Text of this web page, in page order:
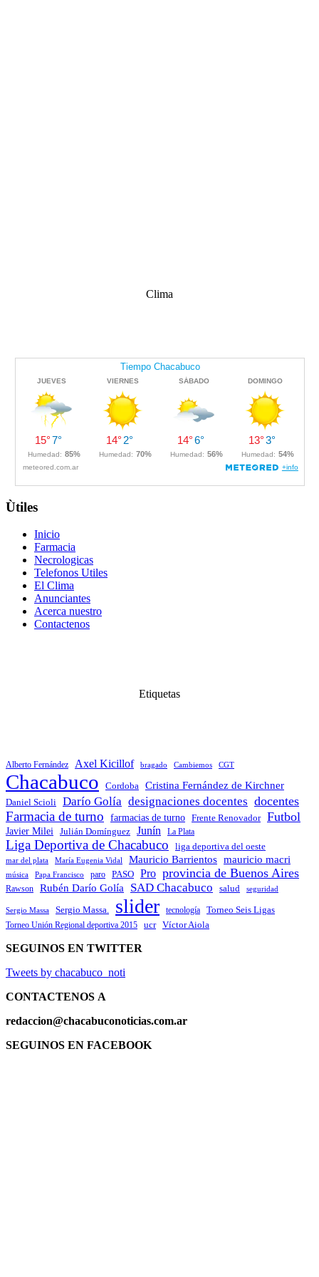
Clima
Ùtiles
Inicio
Farmacia
Necrologicas
Telefonos Utiles
El Clima
Anunciantes
Acerca nuestro
Contactenos
Etiquetas
Alberto Fernández Axel Kicillof bragado Cambiemos CGT
Chacabuco Cordoba Cristina Fernández de Kirchner
Daniel Scioli Darío Golía designaciones docentes docentes
Farmacia de turno farmacias de turno Frente Renovador Futbol
Javier Milei Julián Domínguez Junín La Plata
Liga Deportiva de Chacabuco liga deportiva del oeste
mar del plata María Eugenia Vidal Mauricio Barrientos mauricio macri
música Papa Francisco paro PASO Pro provincia de Buenos Aires
Rawson Rubén Darío Golía SAD Chacabuco salud seguridad
Sergio Massa Sergio Massa. slider tecnología Torneo Seis Ligas
Torneo Unión Regional deportiva 2015 ucr Víctor Aiola
SEGUINOS EN TWITTER
Tweets by chacabuco_noti
CONTACTENOS A
redaccion@chacabuconoticias.com.ar
SEGUINOS EN FACEBOOK